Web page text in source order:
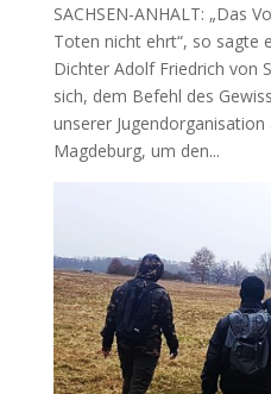
SACHSEN-ANHALT: „Das
Toten nicht ehrt“, so sagte
Dichter Adolf Friedrich von
sich, dem Befehl des
unserer
Magdeburg, um den...